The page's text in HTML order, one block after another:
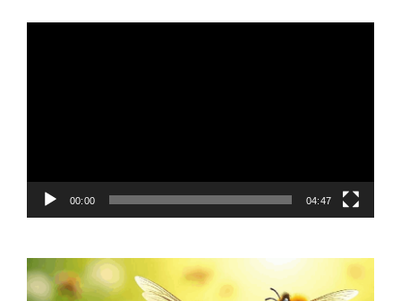
00:00 04:47